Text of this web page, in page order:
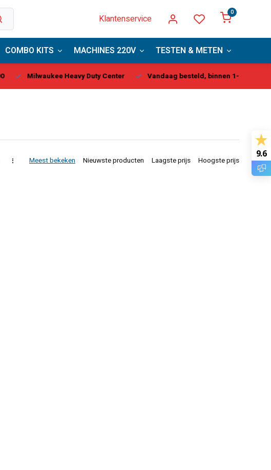
Klantenservice
0
COMBO KITS MACHINES 220V TESTEN & METEN
Milwaukee Heavy Duty Center Vandaag besteld, binnen 1-2 dagen
Meest bekeken Nieuwste producten Laagste prijs Hoogste prijs
9.6